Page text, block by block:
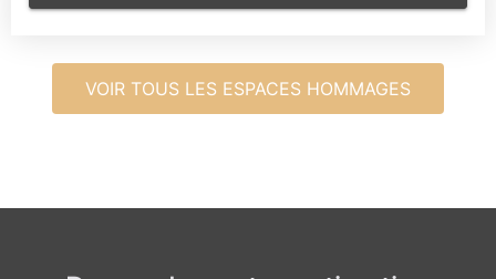
VOIR TOUS LES ESPACES HOMMAGES